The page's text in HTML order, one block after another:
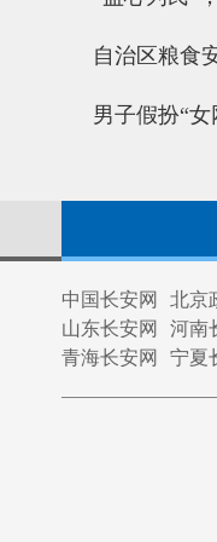
自治区粮食
男子假扮“
中国长安网 北京
山东长安网
河南
青海长安网
宁夏